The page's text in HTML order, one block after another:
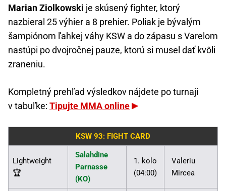
Marian Ziolkowski je skúsený fighter, ktorý
nazbieral 25 výhier a 8 prehier. Poliak je bývalým
šampiónom ľahkej váhy KSW a do zápasu s Varelom
nastúpi po dvojročnej pauze, ktorú si musel dať kvôli
zraneniu.
Kompletný prehľad výsledkov nájdete po turnaji
v tabuľke: Tipujte MMA online
KSW 93: FIGHT CARD
Lightweight
🏆
Salahdine
Parnasse
(KO)
1. kolo
(04:00)
Valeriu
Mircea